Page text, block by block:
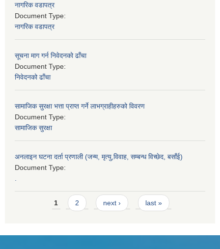
नागरिक वडापत्र
Document Type:
नागरिक वडापत्र
सूचना माग गर्न निवेदनको ढाँचा
Document Type:
निवेदनको ढाँचा
सामाजिक सुरक्षा भत्ता प्राप्त गर्ने लाभग्राहीहरुको विवरण
Document Type:
सामाजिक सुरक्षा
अनलाइन घटना दर्ता प्रणाली (जन्म, मृत्यु,विवाह, सम्बन्ध विच्छेद, बसाँई)
Document Type:
Pages1 2 next › last »